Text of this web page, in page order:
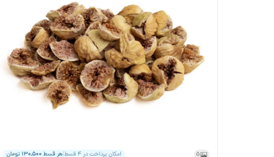
5 امکان پرداخت در ۴ قسط |هر قسط ۱۳۰,۵۰۰ تومان